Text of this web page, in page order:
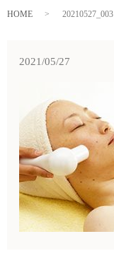
HOME 20210527_003
2021/05/27